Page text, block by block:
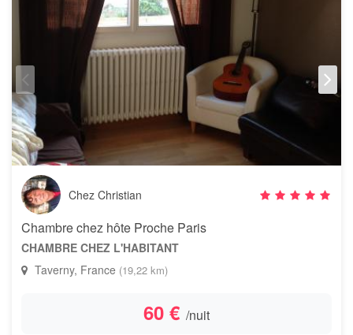
Chez Christian
Chambre chez hôte Proche Paris
CHAMBRE CHEZ L'HABITANT
Taverny, France (19,22 km)
60 € /nuit